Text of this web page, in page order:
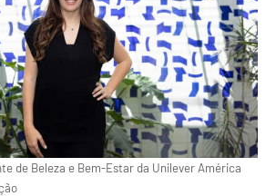
de Beleza e Bem-Estar da Unilever América